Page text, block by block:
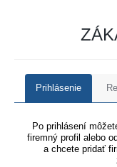
Prihlásenie
Po prihlásení
firemný profil alebo
a chcete pridať